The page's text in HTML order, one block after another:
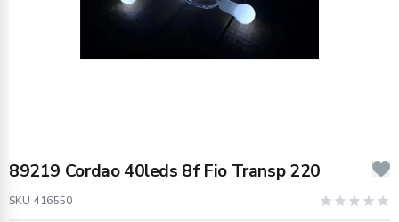
89219 Cordao 40leds 8f Fio Transp 220
SKU 416550